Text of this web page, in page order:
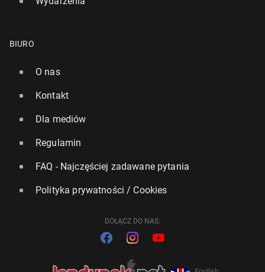
BIURO
O nas
Kontakt
Dla mediów
Regulamin
FAQ - Najczęściej zadawane pytania
Polityka prywatności / Cookies
DOŁĄCZ DO NAS: